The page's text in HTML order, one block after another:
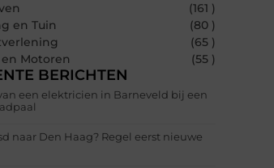
(161 )
en Tuin
(80 )
(65 )
en Motoren
(55 )
BERICHTEN
een elektricien in Barneveld bij een
naar Den Haag? Regel eerst nieuwe